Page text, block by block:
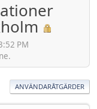
PM
ANVÄNDARÅTGÄRDER